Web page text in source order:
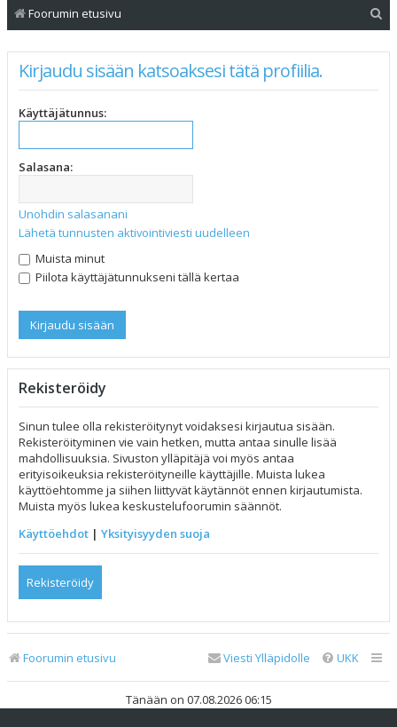
Foorumin etusivu
Kirjaudu sisään katsoaksesi tätä profiilia.
Käyttäjätunnus:
Salasana:
Unohdin salasanani
Lähetä tunnusten aktivointiviesti uudelleen
Muista minut
Piilota käyttäjätunnukseni tällä kertaa
Rekisteröidy
Sinun tulee olla rekisteröitynyt voidaksesi kirjautua sisään.
Rekisteröityminen vie vain hetken, mutta antaa sinulle lisää
mahdollisuuksia. Sivuston ylläpitäjä voi myös antaa
erityisoikeuksia rekisteröityneille käyttäjille. Muista lukea
käyttöehtomme ja siihen liittyvät käytännöt ennen kirjautumista.
Muista myös lukea keskustelufoorumin säännöt.
Käyttöehdot | Yksityisyyden suoja
Rekisteröidy
Foorumin etusivu UKK
Viesti Ylläpidolle
Tänään on 07.08.2026 06:15